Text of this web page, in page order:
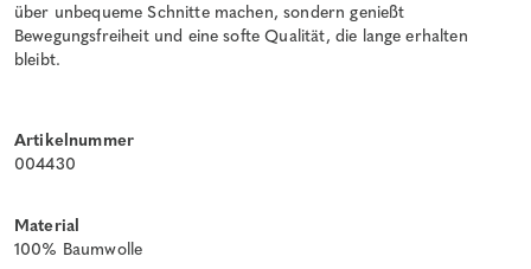
über unbequeme Schnitte machen, sondern genießt
Bewegungsfreiheit und eine softe Qualität, die lange erhalten
bleibt.
Artikelnummer
004430
Material
100% Baumwolle